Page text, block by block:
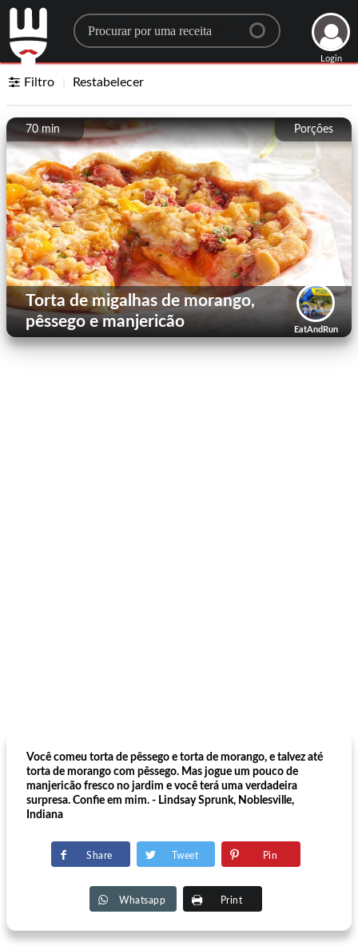
Search for a recipe
Login
Filtro Restabelecer
Porções
70 min
EatAndRun
Torta de migalhas de morango,
pêssego e manjericão
Você comeu torta de pêssego e torta de morango, e talvez até
torta de morango com pêssego. Mas jogue um pouco de
manjericão fresco no jardim e você terá uma verdadeira
surpresa. Confie em mim. - Lindsay Sprunk, Noblesville,
Indiana
Share Tweet Pin
Whatsapp Print